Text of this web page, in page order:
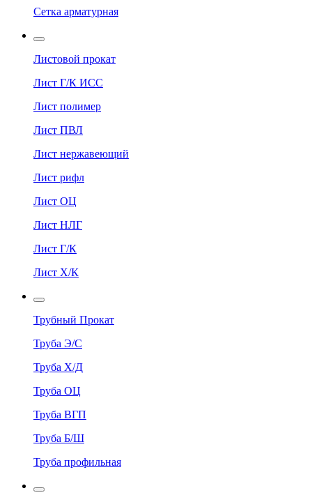
Сетка арматурная
Листовой прокат
Лист Г/К ИСС
Лист полимер
Лист ПВЛ
Лист нержавеющий
Лист рифл
Лист ОЦ
Лист НЛГ
Лист Г/К
Лист Х/К
Трубный Прокат
Труба Э/С
Труба Х/Д
Труба ОЦ
Труба ВГП
Труба Б/Ш
Труба профильная